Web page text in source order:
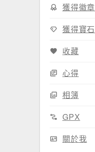
獲得徽章
獲得寶石
收藏
心得
相簿
GPX
關於我